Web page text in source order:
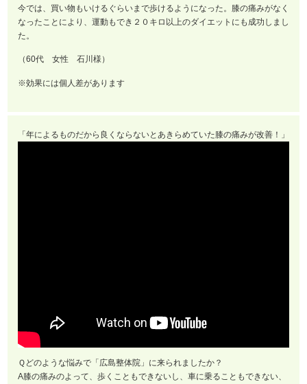
今では、買い物もいけるぐらいまで歩けるようになった。膝の痛みがなく
なったことにより、運動もでき２０キロ以上のダイエットにも成功しまし
た。
（60代 女性 石川様）
※効果には個人差があります
「年によるものだから良くならないとあきらめていた膝の痛みが改善！」
Ｑどのような悩みで「広島整体院」に来られましたか？
A膝の痛みのよって、歩くこともできないし、車に乗ることもできない、